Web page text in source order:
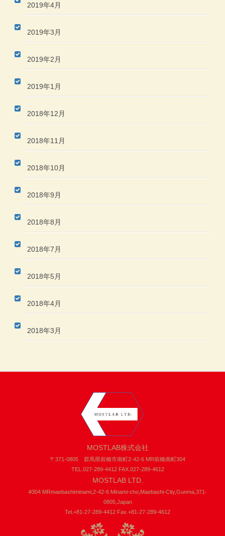
2019年4月
2019年3月
2019年2月
2019年1月
2018年12月
2018年11月
2018年10月
2018年9月
2018年8月
2018年7月
2018年5月
2018年4月
2018年3月
MOSTLAB株式会社
〒371-0805 群馬県前橋市南町2-42-6 MR前橋南町304
TEL.027-289-4412 FAX.027-289-4612
MOSTLAB LTD.
#304 MRmaebashiminami,2-42-6 Minami-cho,Maebashi-City,Gunma,371-
0805,Japan
Tel.+81-27-289-4412 Fax.+81-27-289-4612